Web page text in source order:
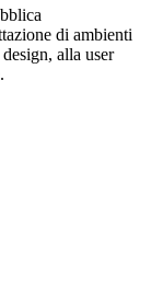
di ambienti
alla user